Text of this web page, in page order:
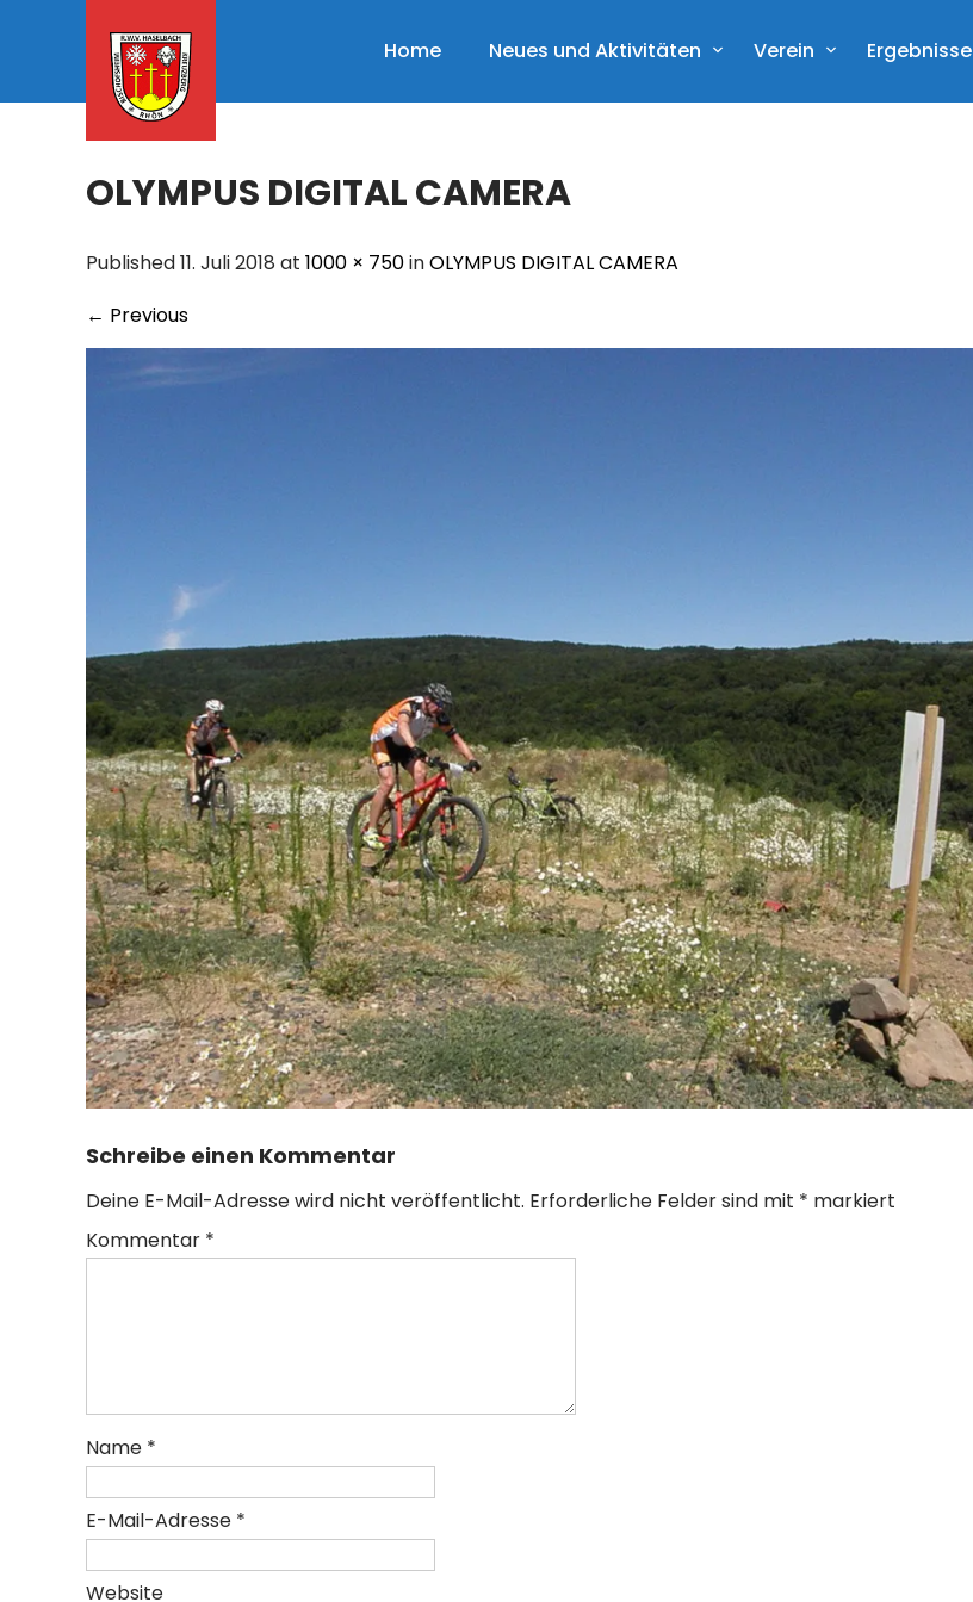
Home Neues und Aktivitäten Verein Ergebnisse
OLYMPUS DIGITAL CAMERA
Published 11. Juli 2018 at 1000 × 750inOLYMPUS DIGITAL CAMERA
← Previous
Schreibe einen Kommentar
Deine E-Mail-Adresse wird nicht veröffentlicht. Erforderliche Felder sind mit * markiert
Kommentar *
Name *
E-Mail-Adresse *
Website